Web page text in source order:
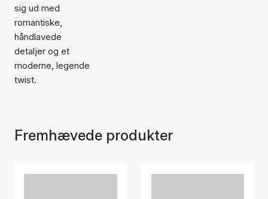
sig ud med
romantiske,
håndlavede
detaljer og et
moderne, legende
twist.
Fremhævede produkter